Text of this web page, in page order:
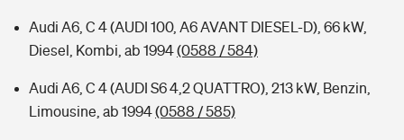
Audi A6, C 4 (AUDI 100, A6 AVANT DIESEL-D), 66 kW,
Diesel, Kombi, ab 1994(0588 / 584)
Audi A6, C 4 (AUDI S6 4,2 QUATTRO), 213 kW, Benzin,
Limousine, ab 1994(0588 / 585)